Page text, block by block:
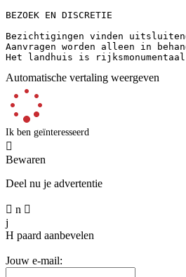
BEZOEK EN DISCRETIE
Bezichtigingen vinden
Aanvragen worden alleen in
Het landhuis is rijksmonumentaal
Automatische vertaling weergeven
Ik ben geïnteresseerd

Bewaren
Deel nu je advertentie
 n 
j
H paard aanbevelen
Jouw e-mail: